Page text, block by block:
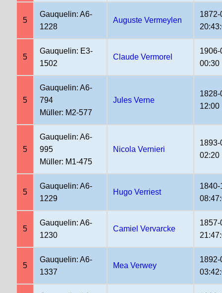
5
Gauquelin: A6-
1228
Auguste Vermeylen
5
Gauquelin: E3-
1502
Claude Vermorel
00:30
5
Gauquelin: A6-
794
Müller: M2-577
Jules Verne
12:00
5
Gauquelin: A6-
995
Müller: M1-475
Nicola Vernieri
02:20
5
Gauquelin: A6-
1229
Hugo Verriest
1840-
5
Gauquelin: A6-
1230
Camiel Vervarcke
5
Gauquelin: A6-
1337
Mea Verwey